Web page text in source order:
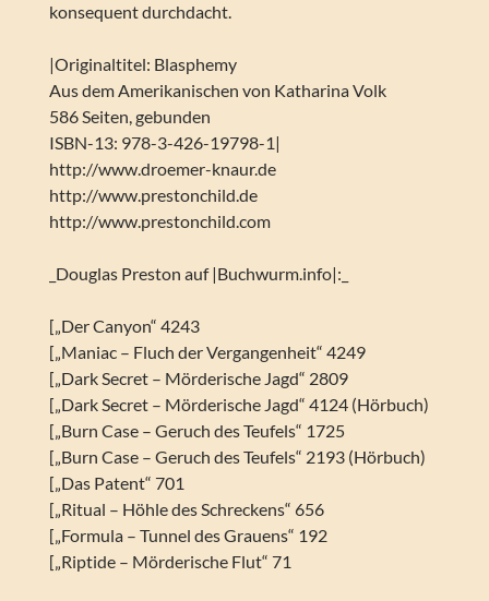
konsequent durchdacht.
|Originaltitel: Blasphemy
Aus dem Amerikanischen von Katharina Volk
586 Seiten, gebunden
ISBN-13: 978-3-426-19798-1|
http://www.droemer-knaur.de
http://www.prestonchild.de
http://www.prestonchild.com
_Douglas Preston auf |Buchwurm.info|:_
[„Der Canyon“ 4243
[„Maniac – Fluch der Vergangenheit“ 4249
[„Dark Secret – Mörderische Jagd“ 2809
[„Dark Secret – Mörderische Jagd“ 4124 (Hörbuch)
[„Burn Case – Geruch des Teufels“ 1725
[„Burn Case – Geruch des Teufels“ 2193 (Hörbuch)
[„Das Patent“ 701
[„Ritual – Höhle des Schreckens“ 656
[„Formula – Tunnel des Grauens“ 192
[„Riptide – Mörderische Flut“ 71